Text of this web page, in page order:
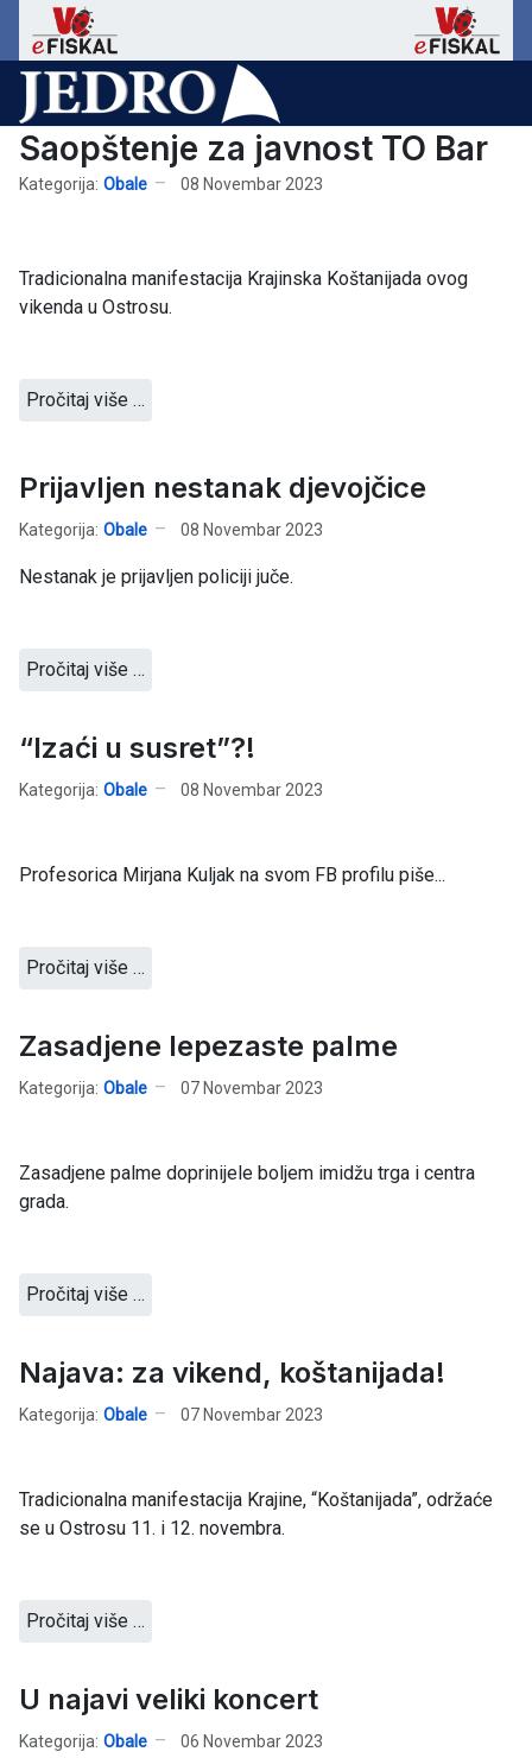
Saopštenje za javnost TO Bar
Kategorija: Obale 08 Novembar 2023
Tradicionalna manifestacija Krajinska Koštanijada ovog
vikenda u Ostrosu.
Pročitaj više …
Prijavljen nestanak djevojčice
Kategorija: Obale 08 Novembar 2023
Nestanak je prijavljen policiji juče.
Pročitaj više …
“Izaći u susret”?!
Kategorija: Obale 08 Novembar 2023
Profesorica Mirjana Kuljak na svom FB profilu piše...
Pročitaj više …
Zasadjene lepezaste palme
Kategorija: Obale 07 Novembar 2023
Zasadjene palme doprinijele boljem imidžu trga i centra
grada.
Pročitaj više …
Najava: za vikend, koštanijada!
Kategorija: Obale 07 Novembar 2023
Tradicionalna manifestacija Krajine, “Koštanijada”, održaće
se u Ostrosu 11. i 12. novembra.
Pročitaj više …
U najavi veliki koncert
Kategorija: Obale 06 Novembar 2023